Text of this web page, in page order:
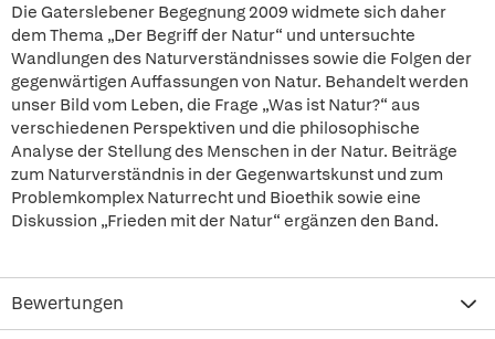
Die Gaterslebener Begegnung 2009 widmete sich daher
dem Thema „Der Begriff der Natur“ und untersuchte
Wandlungen des Naturverständnisses sowie die Folgen der
gegenwärtigen Auffassungen von Natur. Behandelt werden
unser Bild vom Leben, die Frage „Was ist Natur?“ aus
verschiedenen Perspektiven und die philosophische
Analyse der Stellung des Menschen in der Natur. Beiträge
zum Naturverständnis in der Gegenwartskunst und zum
Problemkomplex Naturrecht und Bioethik sowie eine
Diskussion „Frieden mit der Natur“ ergänzen den Band.
Bewertungen